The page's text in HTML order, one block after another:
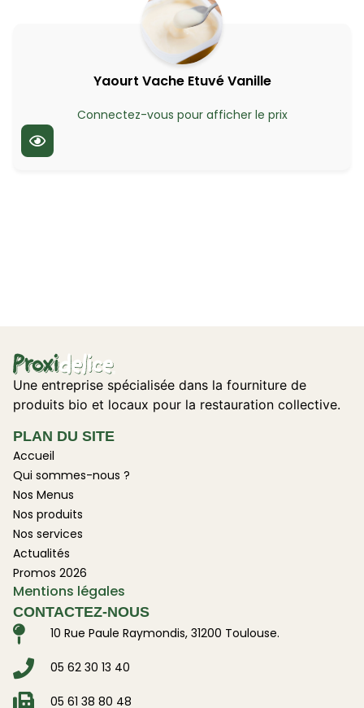
Yaourt Vache Etuvé Vanille
Connectez-vous pour afficher le prix
Une entreprise spécialisée dans la fourniture de
produits bio et locaux pour la restauration collective.
PLAN DU SITE
Accueil
Qui sommes-nous ?
Nos Menus
Nos produits
Nos services
Actualités
Promos 2026
Mentions légales
CONTACTEZ-NOUS
10 Rue Paule Raymondis, 31200 Toulouse.
05 62 30 13 40
05 61 38 80 48